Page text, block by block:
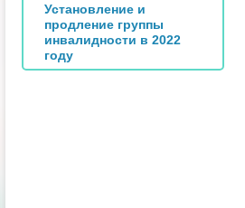
Установление и
продление группы
инвалидности в 2022
году